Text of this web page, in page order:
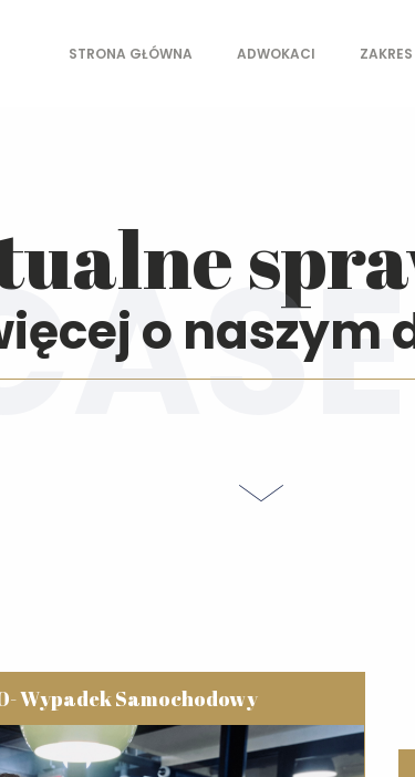
STRONA GŁÓWNA ADWOKACI
o naszym
Wypadek Samochodowy